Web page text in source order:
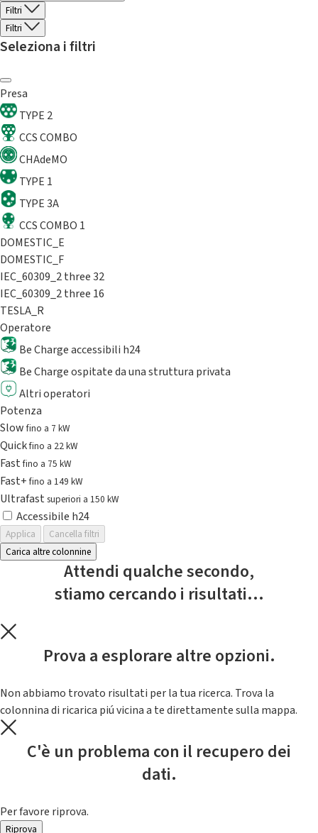
Filtri
Filtri
Seleziona i filtri
Presa
TYPE 2
CCS COMBO
CHAdeMO
TYPE 1
TYPE 3A
CCS COMBO 1
DOMESTIC_E
DOMESTIC_F
IEC_60309_2 three 32
IEC_60309_2 three 16
TESLA_R
Operatore
Be Charge accessibili h24
Be Charge ospitate da una struttura privata
Altri operatori
Potenza
Slowfino a 7 kW
Quickfino a 22 kW
Fastfino a 75 kW
Fast+fino a 149 kW
Ultrafast superiori a 150 kW
Accessibile h24
Applica
Cancella filtri
Carica altre colonnine
Attendi qualche secondo,
stiamo cercando i risultati...
Prova a esplorare altre opzioni.
Non abbiamo trovato risultati per la tua ricerca. Trova la
colonnina di ricarica piú vicina a te direttamente sulla mappa.
C'è un problema con il recupero dei
dati.
Per favore riprova.
Riprova